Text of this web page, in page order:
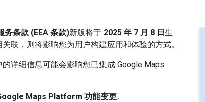
条款 (EEA 条款)新版将于 2025 年 7 月 8 日生
联，则将影响您为用户构建应用和体验的方式。
详细信息可能会影响您已集成 Google Maps
Maps Platform 功能变更。